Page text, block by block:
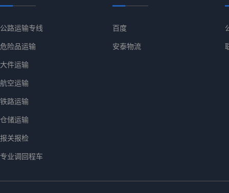
公路运输专线
危险品运输
大件运输
航空运输
铁路运输
仓储运输
报关报检
专业调回程车
百度
安泰物流